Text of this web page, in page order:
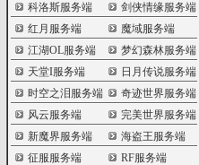
科洛斯服务端
剑侠情缘服务端
红月服务端
魔域服务端
江湖OL服务端
梦幻森林服务端
天堂I服务端
日月传说服务端
时空之泪服务端
奇迹世界服务端
风云服务端
完美世界服务端
新魔界服务端
海盗王服务端
征服服务端
RF服务端